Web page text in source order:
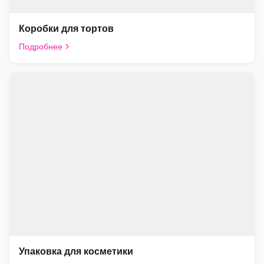
Коробки для тортов
Подробнее
Упаковка для косметики